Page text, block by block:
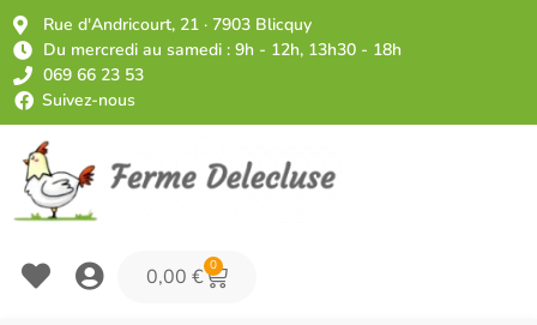
Rue d'Andricourt, 21 · 7903 Blicquy
Du mercredi au samedi : 9h - 12h, 13h30 - 18h
069 66 23 53
Suivez-nous
0,00 € 0